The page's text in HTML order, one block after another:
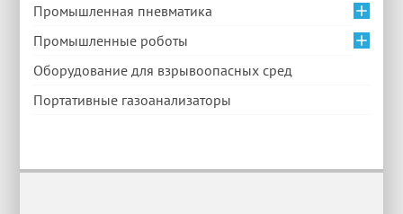
Промышленная пневматика
Промышленные роботы
Оборудование для взрывоопасных сред
Портативные газоанализаторы